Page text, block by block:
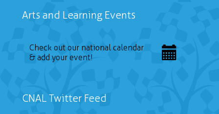
Arts and Learning Events
Check out our national calendar
& add your event!
CNAL Twitter Feed